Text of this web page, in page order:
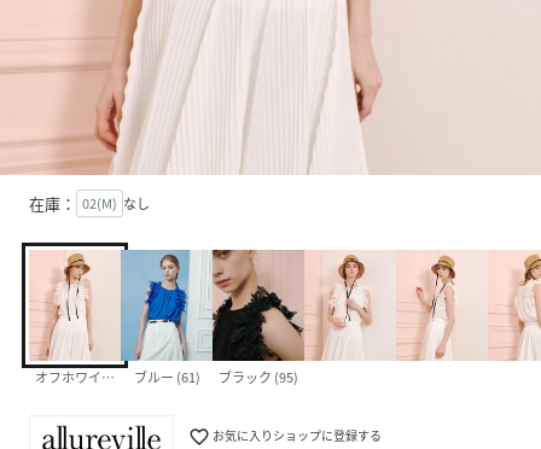
在庫： 02(M) なし
オフホワイト (02)ブルー (61) ブラック (95)
favorite_border お気に入りショップに登録する